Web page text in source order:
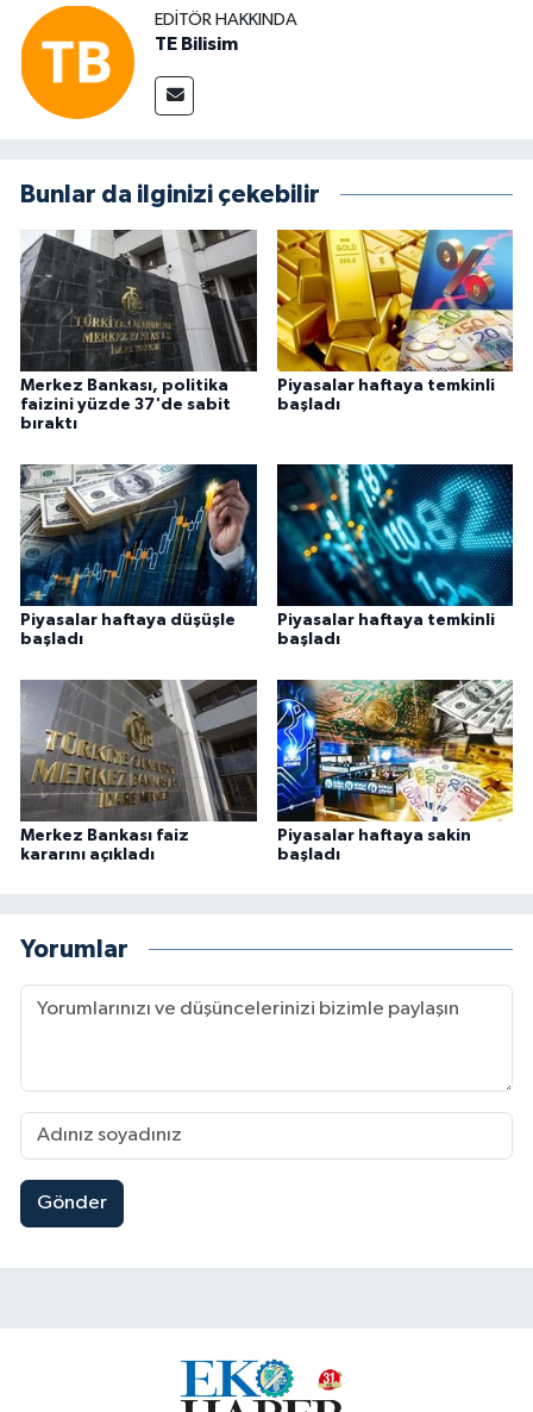
EDITÖR HAKKINDA
TE Bilisim
Bunlar da ilginizi çekebilir
Merkez Bankası, politika
faizini yüzde 37'de sabit
bıraktı
Piyasalar haftaya temkinli
başladı
Piyasalar haftaya düşüşle
başladı
Piyasalar haftaya temkinli
başladı
Merkez Bankası faiz
kararını açıkladı
Piyasalar haftaya sakin
başladı
Yorumlar
Gönder